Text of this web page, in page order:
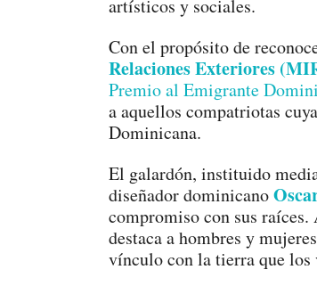
artísticos y sociales.
Con el propósito de
Relaciones Exteriores
Premio al Emigrante
a aquellos compatriotas
Dominicana.
El galardón, instituido
diseñador dominicano
compromiso con sus
destaca a hombres y
vínculo con la tierra que los